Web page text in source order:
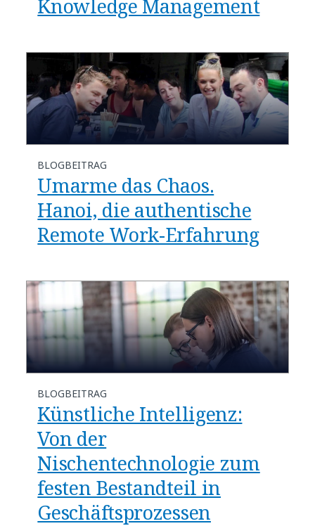
Knowledge Management
BLOGBEITRAG
Umarme das Chaos.
Hanoi, die authentische
Remote Work-Erfahrung
BLOGBEITRAG
Künstliche Intelligenz:
Von der
Nischentechnologie zum
festen Bestandteil in
Geschäftsprozessen